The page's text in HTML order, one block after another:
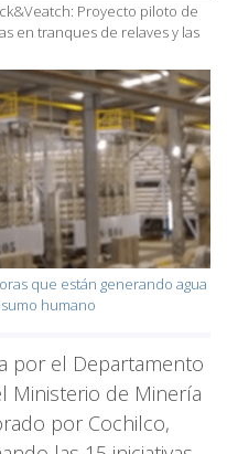
Proyecto piloto de
en tranques de relaves y las
que están generando agua
humano
por el Departamento
Ministerio de Minería
por Cochilco,